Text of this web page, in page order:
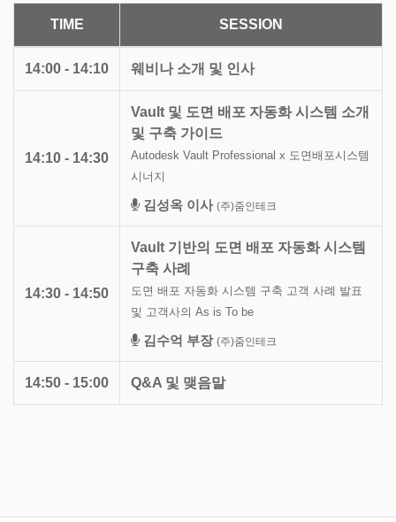
TIME SESSION
14:00 - 14:10 웨비나 소개 및 인사
14:10 - 14:30
Vault 및 도면 배포 자동화 시스템 소개
및 구축 가이드
Autodesk Vault Professional x 도면배포시스템
시너지
김성옥 이사 (주)줌인테크
14:30 - 14:50
Vault 기반의 도면 배포 자동화 시스템
구축 사례
도면 배포 자동화 시스템 구축 고객 사례 발표
및 고객사의 As is To be
김수억 부장 (주)줌인테크
14:50 - 15:00 Q&A 및 맺음말